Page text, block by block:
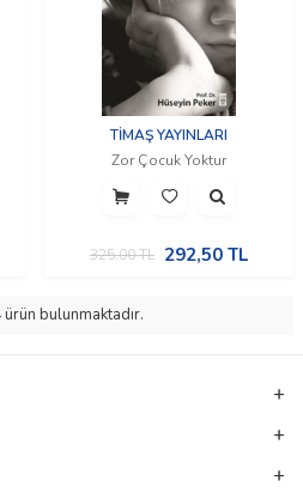
TİMAŞ YAYINLARI
Zor Çocuk Yoktur
325,00TL 292,50 TL
ürün bulunmaktadır.